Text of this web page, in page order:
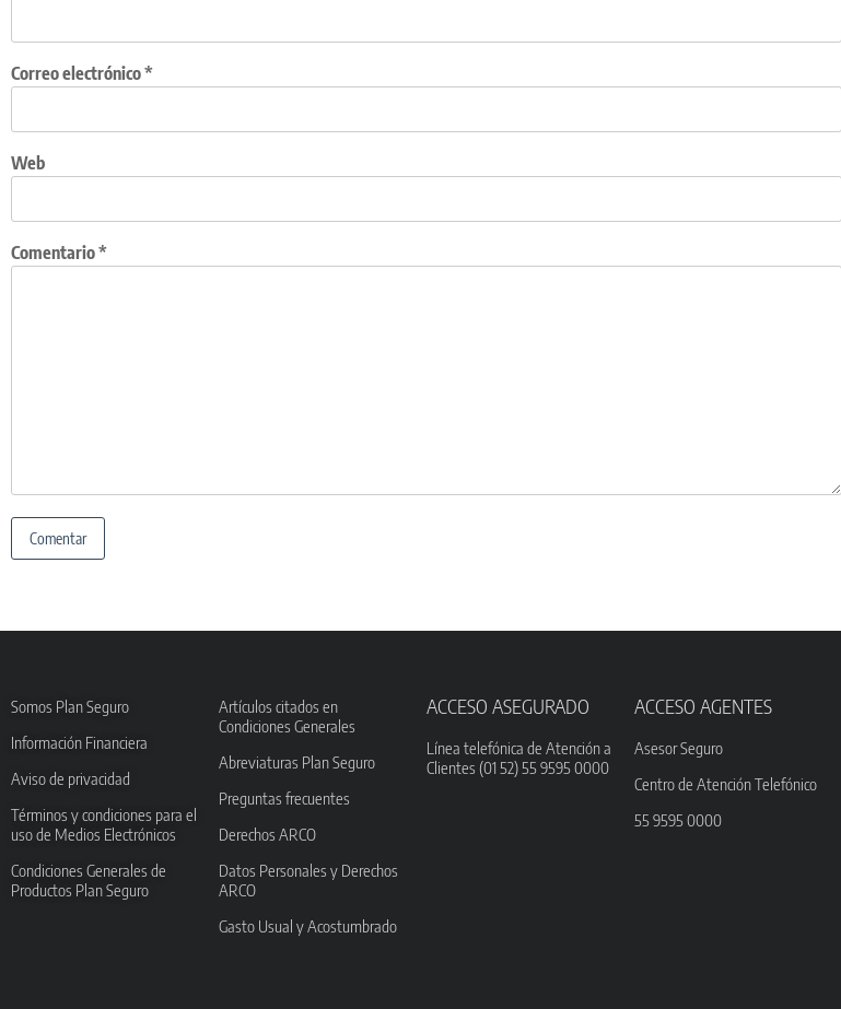
Correo electrónico*
Web
Comentario*
Somos Plan Seguro
Información Financiera
Aviso de privacidad
Términos y condiciones para el
uso de Medios Electrónicos
Condiciones Generales de
Productos Plan Seguro
Artículos citados en
Condiciones Generales
Abreviaturas Plan Seguro
Preguntas frecuentes
Derechos ARCO
Datos Personales y Derechos
ARCO
Gasto Usual y Acostumbrado
ACCESO ASEGURADO
Línea telefónica de Atención a
Clientes (01 52) 55 9595 0000
ACCESO AGENTES
Asesor Seguro
Centro de Atención Telefónico
55 9595 0000